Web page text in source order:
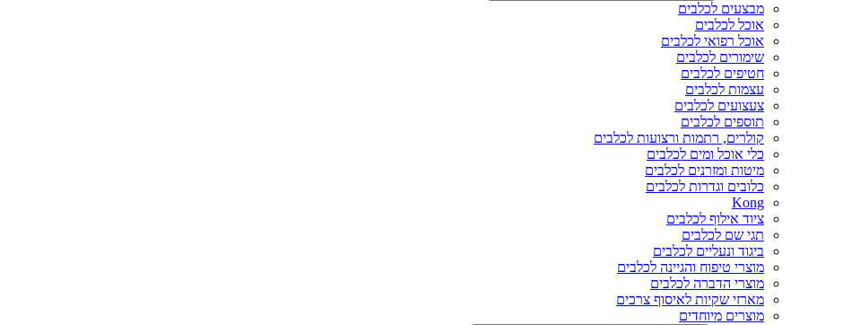
מבצעים לכלבים
אוכל לכלבים
אוכל רפואי לכלבים
שימורים לכלבים
חטיפים לכלבים
עצמות לכלבים
צעצועים לכלבים
תוספים לכלבים
קולרים, רתמות ורצועות לכלבים
כלי אוכל ומים לכלבים
מיטות ומזרנים לכלבים
כלובים וגדרות לכלבים
Kong
ציוד אילוף לכלבים
תגי שם לכלבים
ביגוד ונעליים לכלבים
מוצרי טיפוח והגיינה לכלבים
מוצרי הדברה לכלבים
מארזי שקיות לאיסוף צרכים
מוצרים מיוחדים